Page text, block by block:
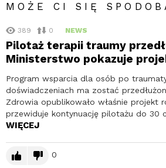
MOŻE CI SIĘ
389 0 NEWS
Pilotaż terapii traumy
Ministerstwo pokazuje
Program wsparcia dla osób po
doświadczeniach ma zostać
Zdrowia opublikowało właśnie projekt
przewiduje kontynuację pilotażu do 30
WIĘCEJ
0